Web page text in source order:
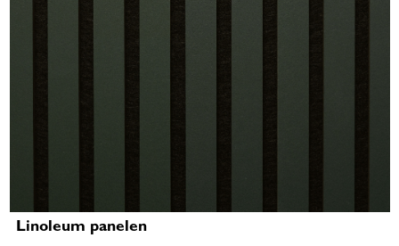
Linoleum panelen